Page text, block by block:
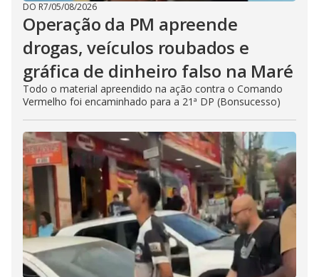
DO R7/05/08/2026
Operação da PM apreende
drogas, veículos roubados e
gráfica de dinheiro falso na Maré
Todo o material apreendido na ação contra o Comando
Vermelho foi encaminhado para a 21ª DP (Bonsucesso)